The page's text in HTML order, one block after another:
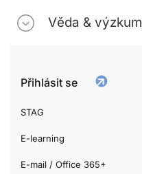
Věda & výzkum
Přihlásit se
STAG
E-learning
E-mail / Office 365+